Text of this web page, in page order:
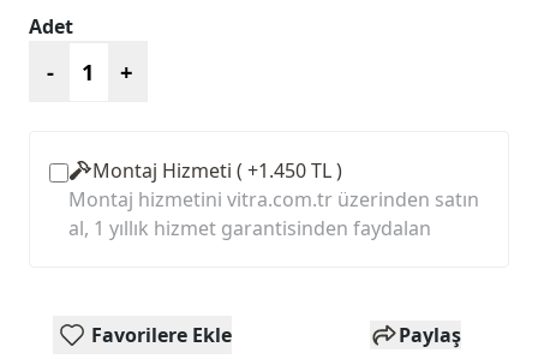
Adet
- +
Montaj Hizmeti ( +1.450 TL )
Montaj hizmetini vitra.com.tr üzerinden satın
al, 1 yıllık hizmet garantisinden faydalan
Favorilere Ekle Paylaş